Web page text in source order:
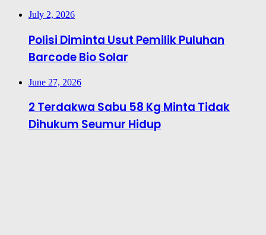
July 2, 2026
Polisi Diminta Usut Pemilik Puluhan
Barcode Bio Solar
June 27, 2026
2 Terdakwa Sabu 58 Kg Minta Tidak
Dihukum Seumur Hidup